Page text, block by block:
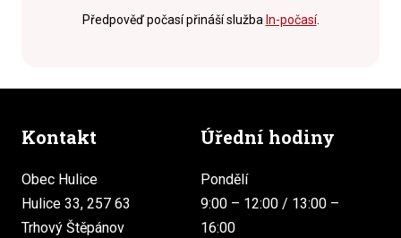
Předpověď počasí přináší služba In-počasí.
Kontakt
Obec Hulice
Hulice 33, 257 63
Trhový Štěpánov
Úřední hodiny
Pondělí
9:00 – 12:00 / 13:00 –
16:00